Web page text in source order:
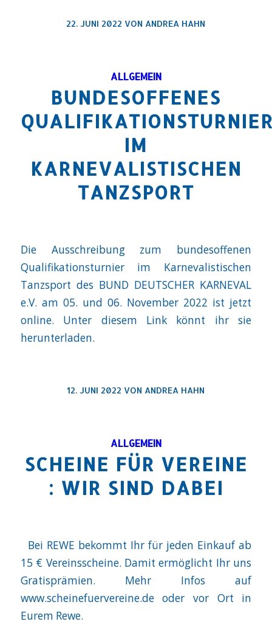
22. JUNI 2022 VON ANDREA HAHN
ALLGEMEIN
BUNDESOFFENES
IM
KARNEVALISTISCHEN
TANZSPORT
Die Ausschreibung zum bundesoffenen
Qualifikationsturnier im Karnevalistischen
Tanzsport des BUND DEUTSCHER KARNEVAL
e.V. am 05. und 06. November 2022 ist jetzt
online. Unter diesem Link könnt ihr sie
herunterladen.
12. JUNI 2022 VON ANDREA HAHN
ALLGEMEIN
SCHEINE FÜR VEREINE
: WIR SIND DABEI
Bei REWE bekommt Ihr für jeden Einkauf ab
15 € Vereinsscheine. Damit ermöglicht Ihr uns
Gratisprämien. Mehr Infos auf
www.scheinefuervereine.de oder vor Ort in
Eurem Rewe.